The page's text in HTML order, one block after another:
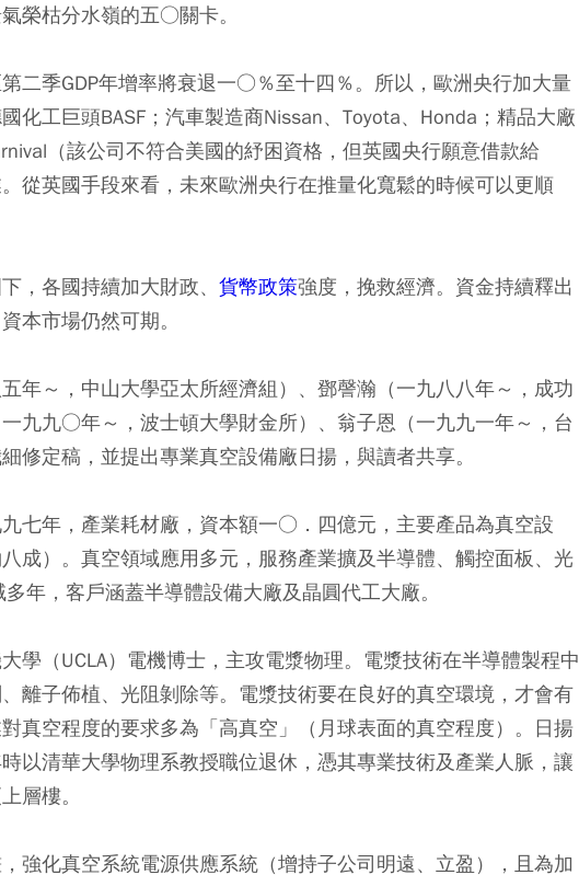
榮枯分水嶺的五○關卡。
二季GDP年增率將衰退一○％至十四％。所以，歐洲央行加大量
化工巨頭BASF；汽車製造商Nissan、Toyota、Honda；精品大廠
（該公司不符合美國的紓困資格，但英國央行願意借款給
從英國手段來看，未來歐洲央行在推量化寬鬆的時候可以更順
，各國持續加大財政、 貨幣政策強度，挽救經濟。資金持續釋出
本市場仍然可期。
年～，中山大學亞太所經濟組）、鄧謦瀚（一九八八年～，成功
九九○年～，波士頓大學財金所）、翁子恩（一九九一年～，台
修定稿，並提出專業真空設備廠日揚，與讀者共享。
七年，產業耗材廠，資本額一○．四億元，主要產品為真空設
成）。真空領域應用多元，服務產業擴及半導體、觸控面板、光
年，客戶涵蓋半導體設備大廠及晶圓代工大廠。
學（UCLA）電機博士，主攻電漿物理。電漿技術在半導體製程中
離子佈植、光阻剝除等。電漿技術要在良好的真空環境，才會有
真空程度的要求多為「高真空」（月球表面的真空程度）。日揚
以清華大學物理系教授職位退休，憑其專業技術及產業人脈，讓
層樓。
強化真空系統電源供應系統（增持子公司明遠、立盈），且為加